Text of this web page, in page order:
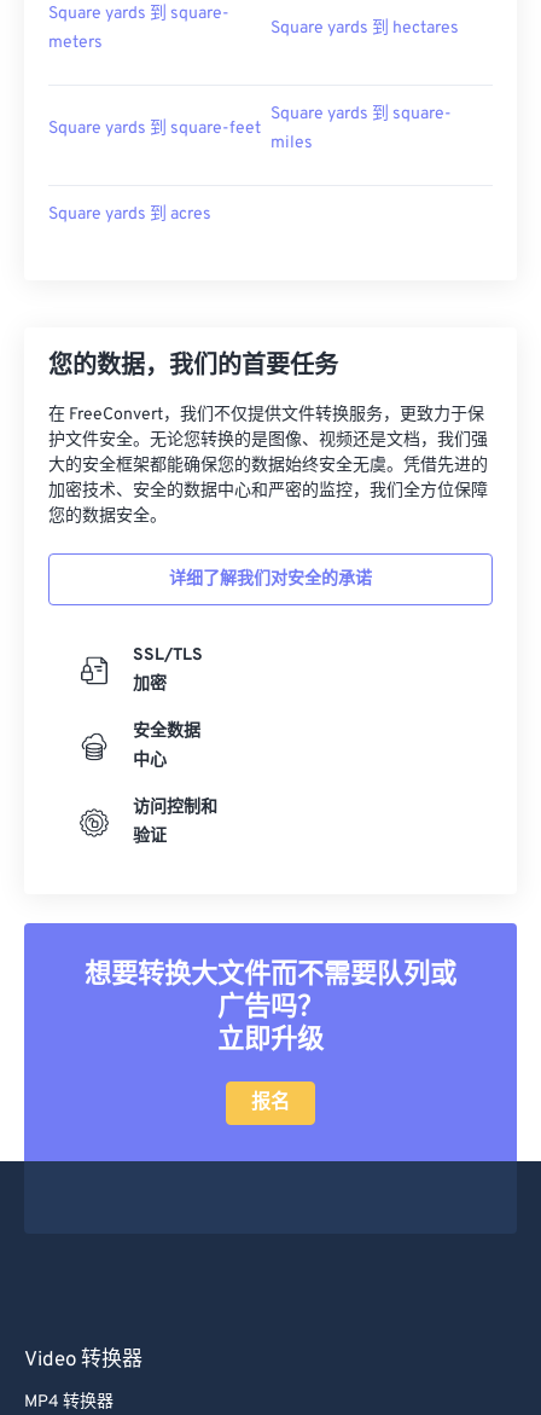
Square yards 到 square-
meters
Square yards 到 hectares
Square yards 到 square-feet
Square yards 到 square-
miles
Square yards 到 acres
您的数据，我们的首要任务
在 FreeConvert，我们不仅提供文件转换服务，更致力于保
护文件安全。无论您转换的是图像、视频还是文档，我们强
大的安全框架都能确保您的数据始终安全无虞。凭借先进的
加密技术、安全的数据中心和严密的监控，我们全方位保障
您的数据安全。
详细了解我们对安全的承诺
SSL/TLS
加密
安全数据
中心
访问控制和
验证
想要转换大文件而不需要队列或
广告吗？
立即升级
报名
Video 转换器
MP4 转换器